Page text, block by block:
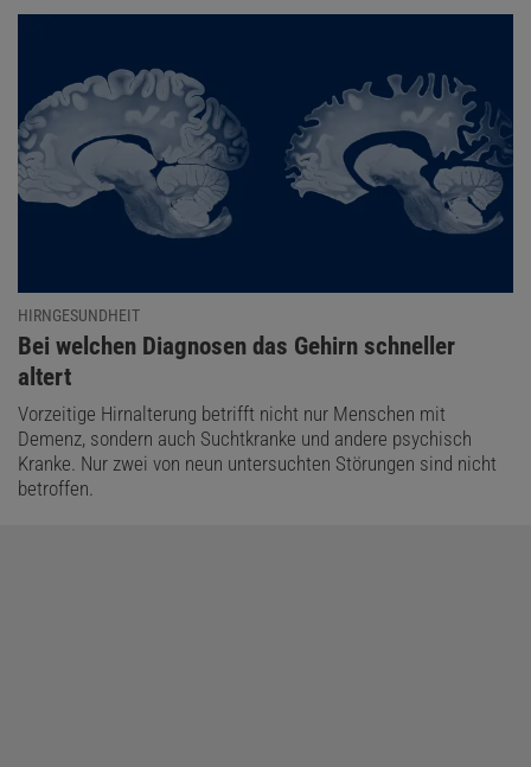
HIRNGESUNDHEIT
:
Bei welchen Diagnosen das Gehirn schneller
altert
Vorzeitige Hirnalterung betrifft nicht nur Menschen mit
Demenz, sondern auch Suchtkranke und andere psychisch
Kranke. Nur zwei von neun untersuchten Störungen sind nicht
betroffen.